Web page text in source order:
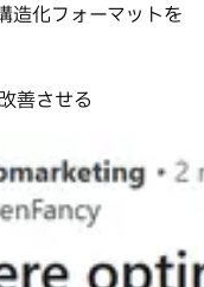
造化フォーマットを
善させる